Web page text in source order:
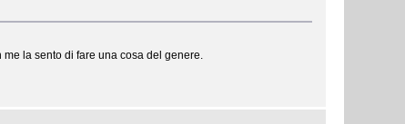
la sento di fare una cosa del genere.